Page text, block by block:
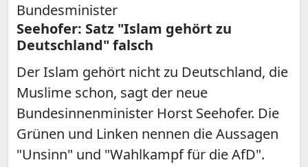
Bundesminister
Seehofer: Satz "Islam gehört zu
Deutschland" falsch
Der Islam gehört nicht zu Deutschland, die
Muslime schon, sagt der neue
Bundesinnenminister Horst Seehofer. Die
Grünen und Linken nennen die Aussagen
"Unsinn" und "Wahlkampf für die AfD".